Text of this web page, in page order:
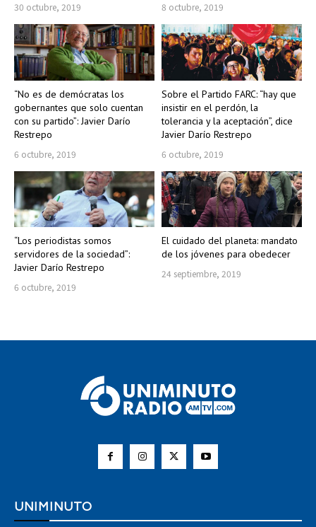
30 octubre, 2019 8 octubre, 2019
“No es de demócratas los
gobernantes que solo cuentan
con su partido”: Javier Darío
Restrepo
6 octubre, 2019
Sobre el Partido FARC: “hay que
insistir en el perdón, la
tolerancia y la aceptación”, dice
Javier Darío Restrepo
6 octubre, 2019
“Los periodistas somos
servidores de la sociedad”:
Javier Darío Restrepo
6 octubre, 2019
El cuidado del planeta: mandato
de los jóvenes para obedecer
24 septiembre, 2019
UNIMINUTO